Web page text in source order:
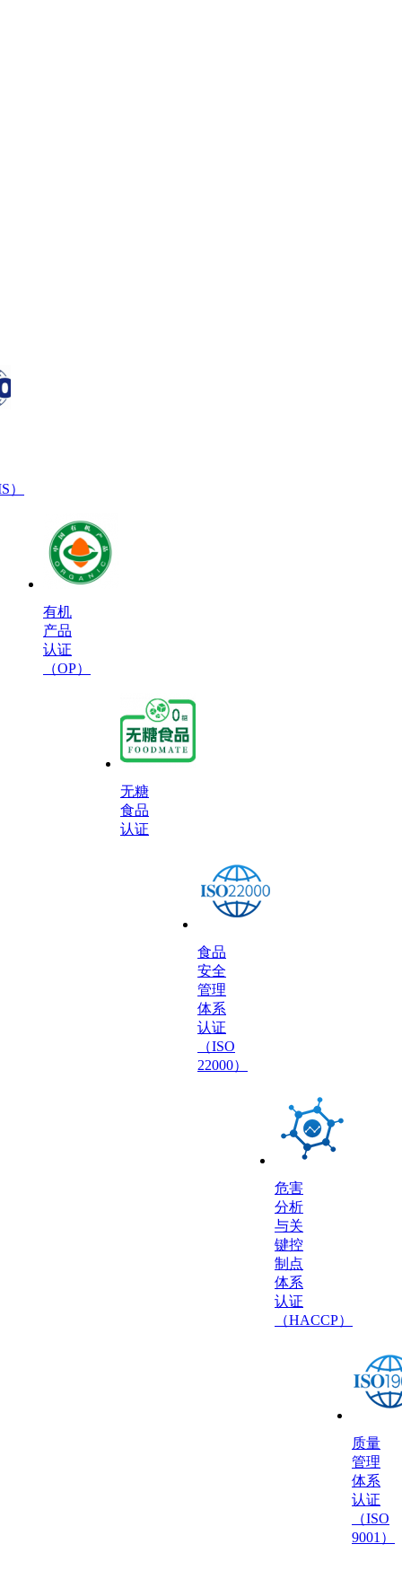
）
有机
产品
认证
（OP）
无糖
食品
认证
食品
安全
管理
体系
认证
（ISO
22000）
危害
分析
与关
键控
制点
体系
认证
（HACCP）
质量
管理
体系
认证
（ISO
9001）